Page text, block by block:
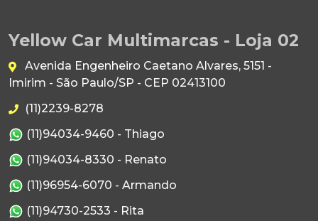
Yellow Car Multimarcas - Loja 02
Avenida Engenheiro Caetano Alvares, 5151 -
Imirim - São Paulo/SP - CEP 02413100
(11)2239-8278
(11)94034-9460 - Thiago
(11)94034-8330 - Renato
(11)96954-6070 - Armando
(11)94730-2533 - Rita